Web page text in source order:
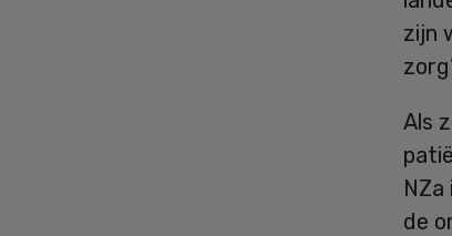
zijn
Als
de